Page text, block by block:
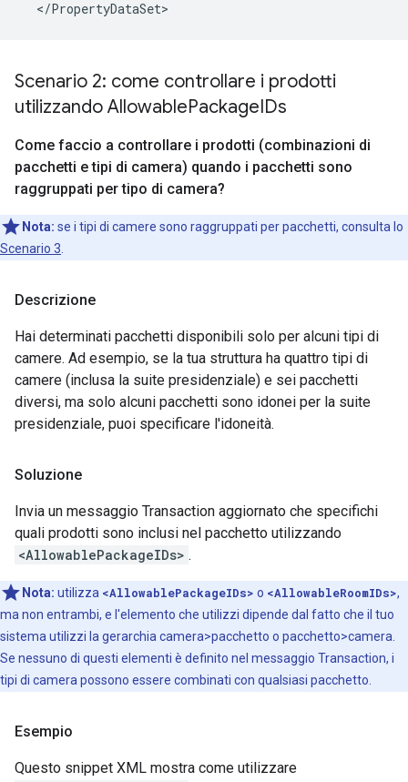
Scenario 2: come controllare i prodotti
utilizzando AllowablePackageIDs
Come faccio a controllare i prodotti (combinazioni di
pacchetti e tipi di camera) quando i pacchetti sono
raggruppati per tipo di camera?
Nota: se i tipi di camere sono raggruppati per pacchetti, consulta lo
Scenario 3
Descrizione
Hai determinati pacchetti disponibili solo per alcuni tipi di
camere. Ad esempio, se la tua struttura ha quattro tipi di
camere (inclusa la suite presidenziale) e sei pacchetti
diversi, ma solo alcuni pacchetti sono idonei per la suite
presidenziale, puoi specificare l'idoneità.
Soluzione
Invia un messaggio Transaction aggiornato che specifichi
quali prodotti sono inclusi nel pacchetto utilizzando
<AllowablePackageIDs> .
Nota: utilizza <AllowablePackageIDs> o <AllowableRoomIDs>,
ma non entrambi, e l'elemento che utilizzi dipende dal fatto che il tuo
sistema utilizzi la gerarchia camera>pacchetto o pacchetto>camera.
Se nessuno di questi elementi è definito nel messaggio Transaction, i
tipi di camera possono essere combinati con qualsiasi pacchetto.
Esempio
Questo snippet XML mostra come utilizzare